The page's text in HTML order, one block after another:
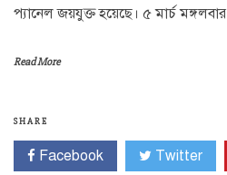
প্যানেল জয়যুক্ত হয়েছে। ৫ মার্চ মঙ্গলবার
Read More
SHARE
Facebook Twitter